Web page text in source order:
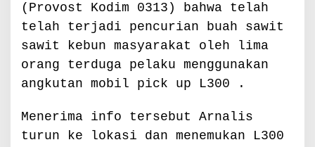
(Provost Kodim 0313) bahwa telah
telah terjadi pencurian buah sawit
sawit kebun masyarakat oleh lima
orang terduga pelaku menggunakan
angkutan mobil pick up L300 .
Menerima info tersebut Arnalis
turun ke lokasi dan menemukan L300